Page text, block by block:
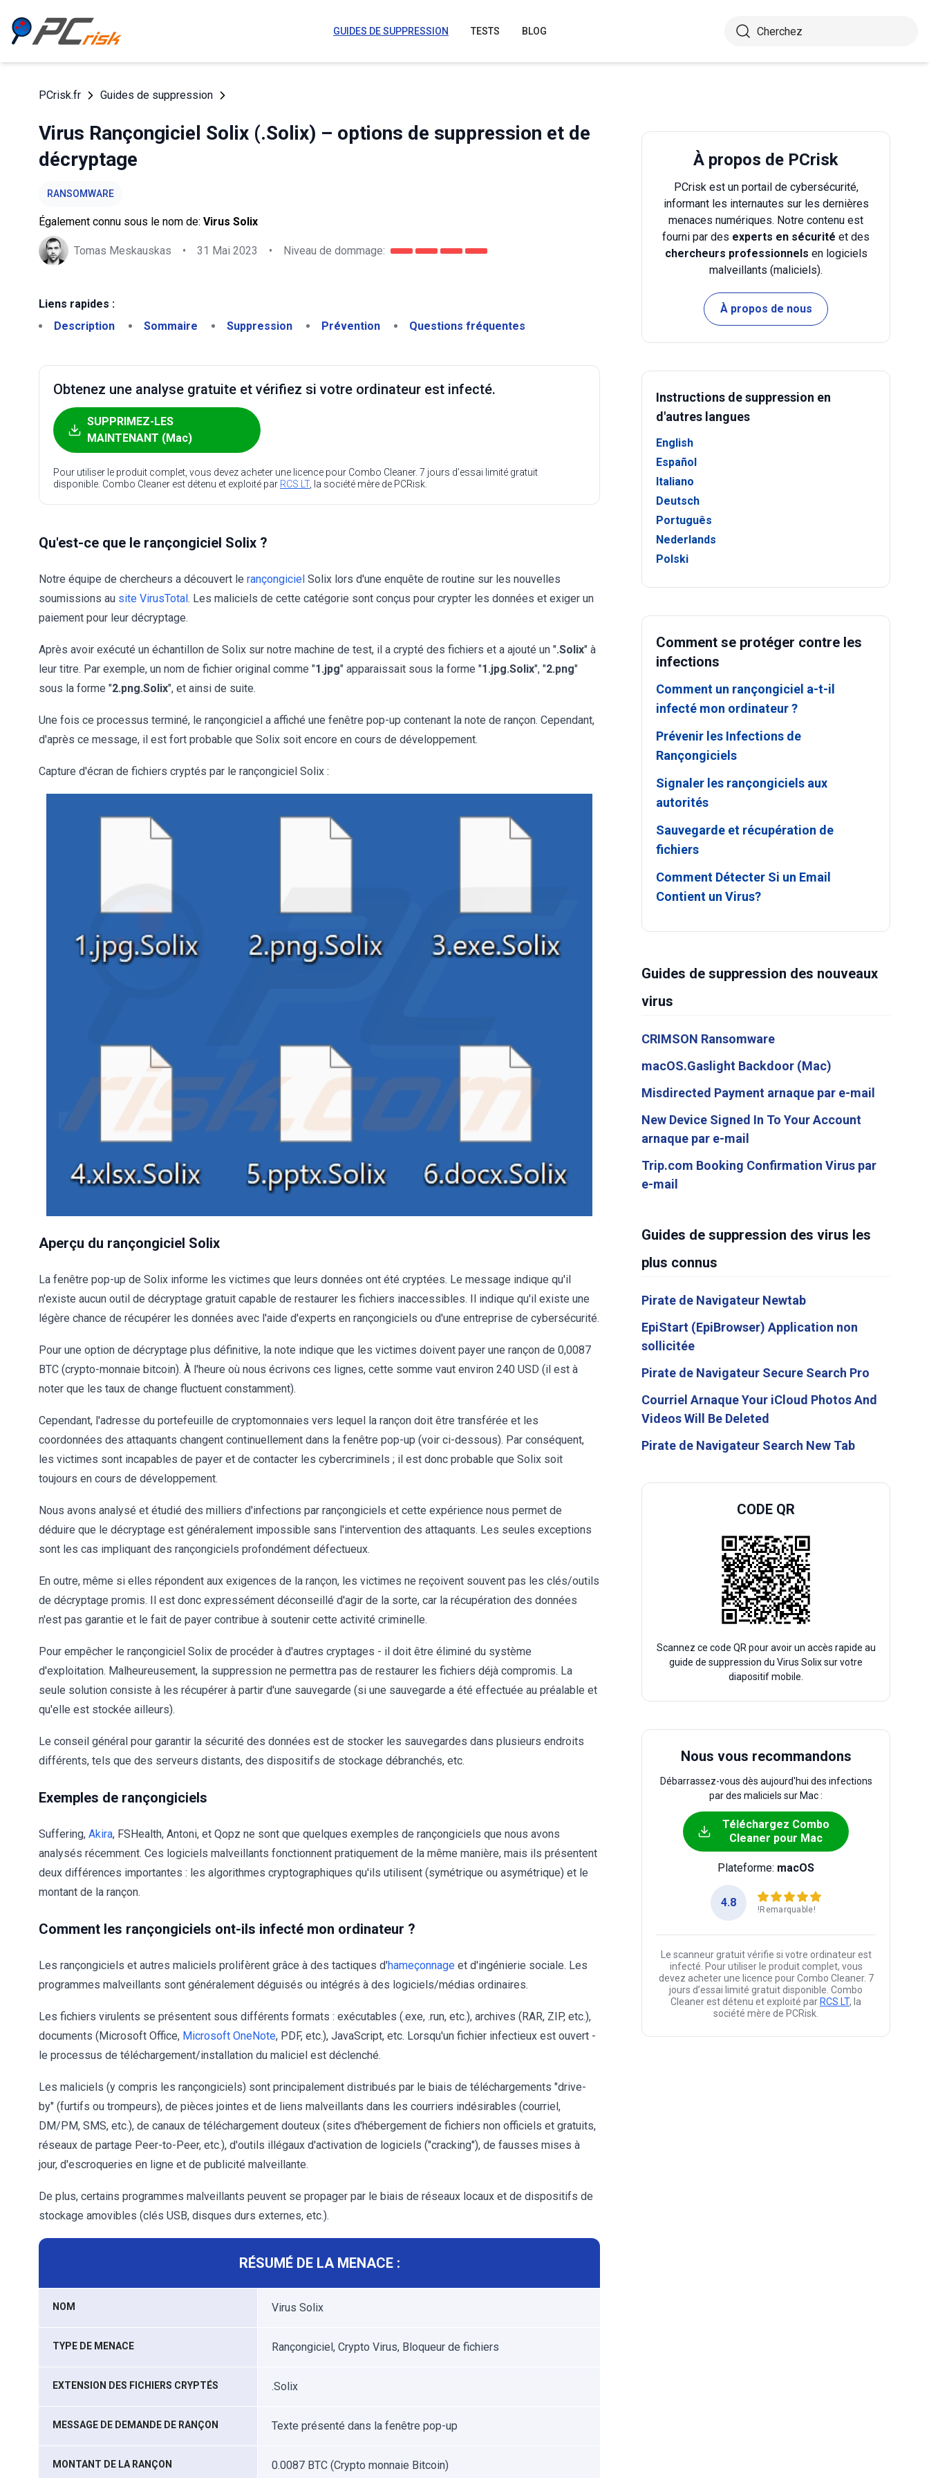
GUIDES DE SUPPRESSION TESTS BLOG
PCrisk.fr Guides de suppression
Virus Rançongiciel Solix (.Solix) – options de suppression et de
décryptage
RANSOMWARE
Également connu sous le nom de: Virus Solix
Tomas Meskauskas • 31 Mai 2023 • Niveau de dommage:
Liens rapides :
Description
Sommaire Suppression Prévention Questions fréquentes
Obtenez une analyse gratuite et vérifiez si votre ordinateur est infecté.
SUPPRIMEZ-LES
MAINTENANT (Mac)
Pour utiliser le produit complet, vous devez acheter une licence pour Combo Cleaner. 7 jours d’essai limité gratuit
disponible. Combo Cleaner est détenu et exploité par RCS LT, la société mère de PCRisk.
Qu'est-ce que le rançongiciel Solix ?
Notre équipe de chercheurs a découvert le rançongiciel Solix lors d'une enquête de routine sur les nouvelles
soumissions au site VirusTotal. Les maliciels de cette catégorie sont conçus pour crypter les données et exiger un
paiement pour leur décryptage.
Après avoir exécuté un échantillon de Solix sur notre machine de test, il a crypté des fichiers et a ajouté un ".Solix" à
leur titre. Par exemple, un nom de fichier original comme "1.jpg" apparaissait sous la forme "1.jpg.Solix", "2.png"
sous la forme "2.png.Solix", et ainsi de suite.
Une fois ce processus terminé, le rançongiciel a affiché une fenêtre pop-up contenant la note de rançon. Cependant,
d'après ce message, il est fort probable que Solix soit encore en cours de développement.
Capture d'écran de fichiers cryptés par le rançongiciel Solix :
Aperçu du rançongiciel Solix
La fenêtre pop-up de Solix informe les victimes que leurs données ont été cryptées. Le message indique qu'il
n'existe aucun outil de décryptage gratuit capable de restaurer les fichiers inaccessibles. Il indique qu'il existe une
légère chance de récupérer les données avec l'aide d'experts en rançongiciels ou d'une entreprise de cybersécurité.
Pour une option de décryptage plus définitive, la note indique que les victimes doivent payer une rançon de 0,0087
BTC (crypto-monnaie bitcoin). À l'heure où nous écrivons ces lignes, cette somme vaut environ 240 USD (il est à
noter que les taux de change fluctuent constamment).
Cependant, l'adresse du portefeuille de cryptomonnaies vers lequel la rançon doit être transférée et les
coordonnées des attaquants changent continuellement dans la fenêtre pop-up (voir ci-dessous). Par conséquent,
les victimes sont incapables de payer et de contacter les cybercriminels ; il est donc probable que Solix soit
toujours en cours de développement.
Nous avons analysé et étudié des milliers d'infections par rançongiciels et cette expérience nous permet de
déduire que le décryptage est généralement impossible sans l'intervention des attaquants. Les seules exceptions
sont les cas impliquant des rançongiciels profondément défectueux.
En outre, même si elles répondent aux exigences de la rançon, les victimes ne reçoivent souvent pas les clés/outils
de décryptage promis. Il est donc expressément déconseillé d'agir de la sorte, car la récupération des données
n'est pas garantie et le fait de payer contribue à soutenir cette activité criminelle.
Pour empêcher le rançongiciel Solix de procéder à d'autres cryptages - il doit être éliminé du système
d'exploitation. Malheureusement, la suppression ne permettra pas de restaurer les fichiers déjà compromis. La
seule solution consiste à les récupérer à partir d'une sauvegarde (si une sauvegarde a été effectuée au préalable et
qu'elle est stockée ailleurs).
Le conseil général pour garantir la sécurité des données est de stocker les sauvegardes dans plusieurs endroits
différents, tels que des serveurs distants, des dispositifs de stockage débranchés, etc.
Exemples de rançongiciels
Suffering, Akira, FSHealth, Antoni, et Qopz ne sont que quelques exemples de rançongiciels que nous avons
analysés récemment. Ces logiciels malveillants fonctionnent pratiquement de la même manière, mais ils présentent
deux différences importantes : les algorithmes cryptographiques qu'ils utilisent (symétrique ou asymétrique) et le
montant de la rançon.
Comment les rançongiciels ont-ils infecté mon ordinateur ?
Les rançongiciels et autres maliciels prolifèrent grâce à des tactiques d'hameçonnage et d'ingénierie sociale. Les
programmes malveillants sont généralement déguisés ou intégrés à des logiciels/médias ordinaires.
Les fichiers virulents se présentent sous différents formats : exécutables (.exe, .run, etc.), archives (RAR, ZIP, etc.),
documents (Microsoft Office, Microsoft OneNote, PDF, etc.), JavaScript, etc. Lorsqu'un fichier infectieux est ouvert -
le processus de téléchargement/installation du maliciel est déclenché.
Les maliciels (y compris les rançongiciels) sont principalement distribués par le biais de téléchargements "drive-
by" (furtifs ou trompeurs), de pièces jointes et de liens malveillants dans les courriers indésirables (courriel,
DM/PM, SMS, etc.), de canaux de téléchargement douteux (sites d'hébergement de fichiers non officiels et gratuits,
réseaux de partage Peer-to-Peer, etc.), d'outils illégaux d'activation de logiciels ("cracking"), de fausses mises à
jour, d'escroqueries en ligne et de publicité malveillante.
De plus, certains programmes malveillants peuvent se propager par le biais de réseaux locaux et de dispositifs de
stockage amovibles (clés USB, disques durs externes, etc.).
RÉSUMÉ DE LA MENACE :
NOM Virus Solix
TYPE DE MENACE Rançongiciel, Crypto Virus, Bloqueur de fichiers
EXTENSION DES FICHIERS CRYPTÉS .Solix
MESSAGE DE DEMANDE DE RANÇON Texte présenté dans la fenêtre pop-up
MONTANT DE LA RANÇON 0.0087 BTC (Crypto monnaie Bitcoin)
À propos de PCrisk
PCrisk est un portail de cybersécurité,
informant les internautes sur les dernières
menaces numériques. Notre contenu est
fourni par des experts en sécurité et des
chercheurs professionnels en logiciels
malveillants (maliciels).
À propos de nous
Instructions de suppression en
d'autres langues
English
Español
Italiano
Deutsch
Português
Nederlands
Polski
Comment se protéger contre les
infections
Comment un rançongiciel a-t-il
infecté mon ordinateur ?
Prévenir les Infections de
Rançongiciels
Signaler les rançongiciels aux
autorités
Sauvegarde et récupération de
fichiers
Comment Détecter Si un Email
Contient un Virus?
Guides de suppression des nouveaux
virus
CRIMSON Ransomware
macOS.Gaslight Backdoor (Mac)
Misdirected Payment arnaque par e-mail
New Device Signed In To Your Account
arnaque par e-mail
Trip.com Booking Confirmation Virus par
e-mail
Guides de suppression des virus les
plus connus
Pirate de Navigateur Newtab
EpiStart (EpiBrowser) Application non
sollicitée
Pirate de Navigateur Secure Search Pro
Courriel Arnaque Your iCloud Photos And
Videos Will Be Deleted
Pirate de Navigateur Search New Tab
CODE QR
Scannez ce code QR pour avoir un accès rapide au
guide de suppression du Virus Solix sur votre
diapositif mobile.
Nous vous recommandons
Débarrassez-vous dès aujourd'hui des infections
par des maliciels sur Mac :
Téléchargez Combo
Cleaner pour Mac
Plateforme: macOS
4.8
!Remarquable!
Le scanneur gratuit vérifie si votre ordinateur est
infecté. Pour utiliser le produit complet, vous
devez acheter une licence pour Combo Cleaner. 7
jours d’essai limité gratuit disponible. Combo
Cleaner est détenu et exploité par RCS LT, la
société mère de PCRisk.